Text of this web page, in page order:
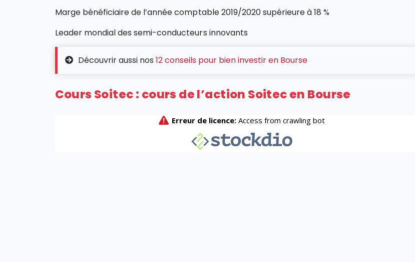
Marge bénéficiaire de l’année comptable 2019/2020 supérieure à 18 %
Leader mondial des semi-conducteurs innovants
Découvrir aussi nos 12 conseils pour bien investir en Bourse
Cours Soitec : cours de l’action Soitec en Bourse